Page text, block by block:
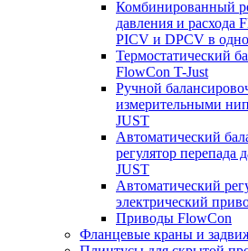
Комбинированный
давления и
PICV и DPCV в
Термостатический
FlowСon T-Just
Ручной
измерительными
JUST
Автоматический
регулятор перепада
JUST
Автоматический
электрический
Приводы FlowCon
Фланцевые краны и